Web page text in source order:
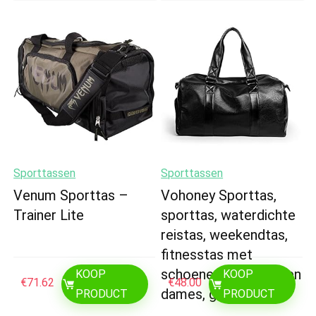
Sporttassen
Venum Sporttas –
Trainer Lite
€71.62
KOOP
PRODUCT
Sporttassen
Vohoney Sporttas,
sporttas, waterdichte
reistas, weekendtas,
fitnesstas met
schoenenvak, heren en
dames, grote…
€48.00
KOOP
PRODUCT